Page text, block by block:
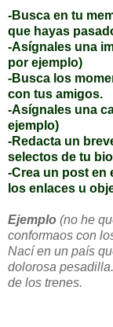
-Busca en tu
que hayas
-Asígnales una
por ejemplo)
-Busca los
con tus amigos.
-Asígnales una
ejemplo)
-Redacta un
selectos de tu
-Crea un post en
los enlaces u
Ejemplo (no he
conformaos con
Nací en un país
dolorosa
de los trenes.